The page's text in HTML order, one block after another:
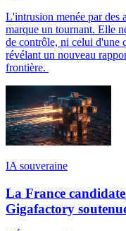
L'intrusion menée par
marque un tournant. Elle
de contrôle, ni celui d'une
révélant un nouveau
frontière.
IA souveraine
La France
Gigafactory